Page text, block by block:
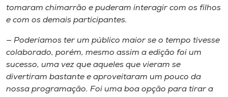
tomaram chimarrão e puderam interagir com os filhos
e com os demais participantes.
— Poderíamos ter um público maior se o tempo tivesse
colaborado, porém, mesmo assim a edição foi um
sucesso, uma vez que aqueles que vieram se
divertiram bastante e aproveitaram um pouco da
nossa programação. Foi uma boa opção para tirar a